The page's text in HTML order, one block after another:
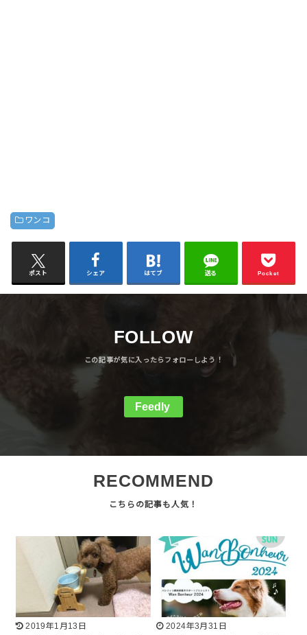
ワンコ
ポスト シェア はてブ 送る Pocket
FOLLOW
Feedly
RECOMMEND
2019年1月13日
2024年3月31日